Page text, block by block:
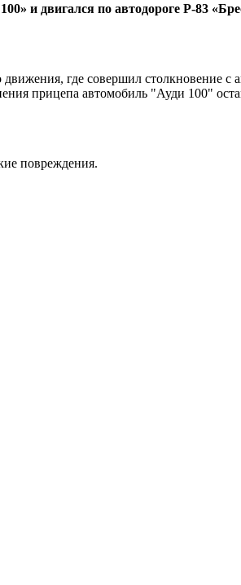
и двигался по автодороге Р-83
где совершил столкновение
прицепа автомобиль "Ауди 100"
повреждения.